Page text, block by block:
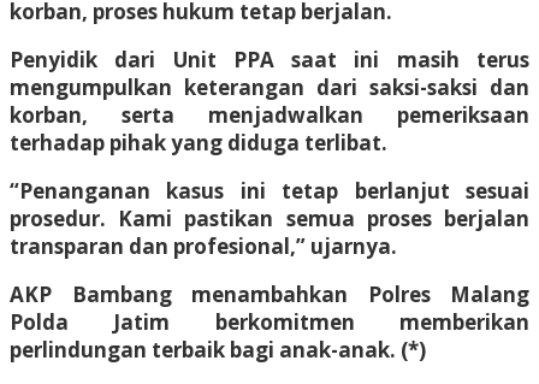
korban, proses hukum tetap berjalan.
Penyidik dari Unit PPA saat ini masih terus
mengumpulkan keterangan dari saksi-saksi dan
korban, serta menjadwalkan pemeriksaan
terhadap pihak yang diduga terlibat.
“Penanganan kasus ini tetap berlanjut sesuai
prosedur. Kami pastikan semua proses berjalan
transparan dan profesional,” ujarnya.
AKP Bambang menambahkan Polres Malang
Polda Jatim berkomitmen memberikan
perlindungan terbaik bagi anak-anak. (*)